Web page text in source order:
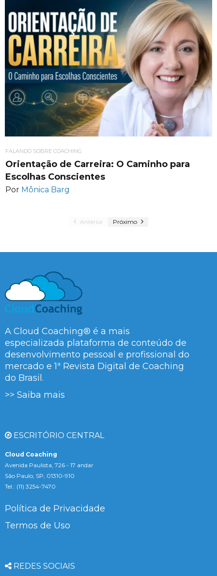
FALANDO SOBRE COACHING
Orientação de Carreira: O Caminho para
Escolhas Conscientes
Por Mônica Barg
Anterior Próximo
A Cloud Coaching® é a mais
especializada plataforma de conteúdo de
desenvolvimento pessoal e profissional do
mercado e 1ª Revista Digital de Coaching
do Brasil.
>> Saiba mais
ESCRITÓRIO CENTRAL
Cloud Coaching
Avenida Paulista, 726 - 17 andar
São Paulo, SP, 01310-910
Tel.: (11) 3254-7470
Política de Privacidade
Termos de Uso
REDES SOCIAIS